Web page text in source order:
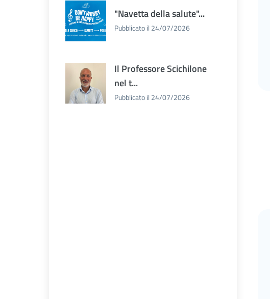
"Navetta della salute"...
Pubblicato il 24/07/2026
Il Professore Scichilone
nel t...
Pubblicato il 24/07/2026